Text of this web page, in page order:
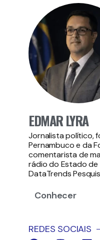
EDMAR LYRA
Jornalista político,
Pernambuco e da
comentarista de
rádio do Estado
DataTrends
Conhecer
REDES SOCIAIS